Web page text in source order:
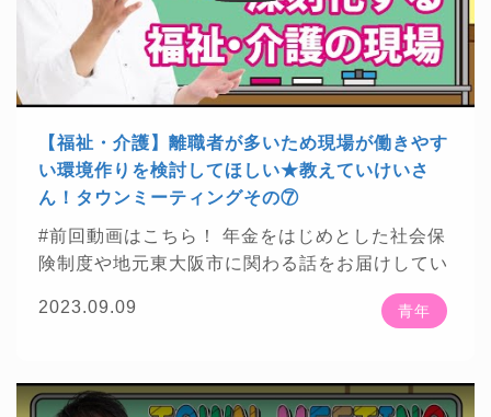
【福祉・介護】離職者が多いため現場が働きやす
い環境作りを検討してほしい★教えていけいさ
ん！タウンミーティングその⑦
#前回動画はこちら！
年金をはじめとした社会保
険制度や地元東大阪市に関わる話をお届けしてい
20代～30代までの青年世代の方から頂
いた質問について、社労士Youtuberとして、また
タウンミーティング」全7回予定
2023.09.09 青年